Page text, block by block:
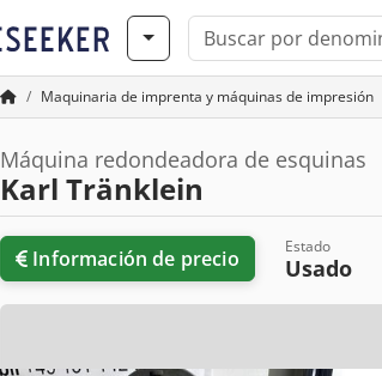
Maquinaria de imprenta y máquinas de impresión
Máquina redondeadora de esquinas
Karl Tränklein
Información de precio Estado
Usado